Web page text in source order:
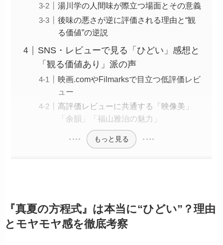
湯川学の人間味が際立つ場面とその意義
後味の悪さが逆に評価される理由と“観
る価値”の逆説
SNS・レビューで見る「ひどい」感想と
「観る価値あり」派の声
映画.comやFilmarksで目立つ低評価レビ
ュー
高評価レビューに共通する「映像美」
「余韻」「福山雅治の魅力」
もっと見る
『真夏の方程式』は本当に“ひどい”？理由
とモヤモヤ感を徹底考察